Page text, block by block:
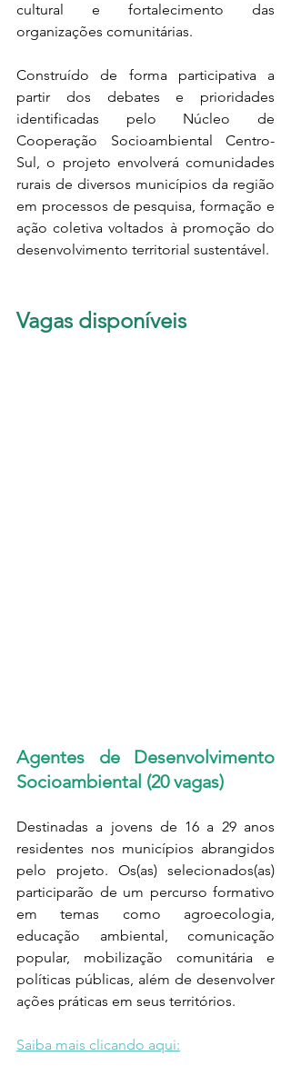
cultural e fortalecimento das
organizações comunitárias.
Construído de forma participativa a
partir dos debates e prioridades
identificadas pelo Núcleo de
Cooperação Socioambiental Centro-
Sul, o projeto envolverá comunidades
rurais de diversos municípios da região
em processos de pesquisa, formação e
ação coletiva voltados à promoção do
desenvolvimento territorial sustentável.
Vagas disponíveis
Agentes de Desenvolvimento
Socioambiental (20 vagas)
Destinadas a jovens de 16 a 29 anos
residentes nos municípios abrangidos
pelo projeto. Os(as) selecionados(as)
participarão de um percurso formativo
em temas como agroecologia,
educação ambiental, comunicação
popular, mobilização comunitária e
políticas públicas, além de desenvolver
ações práticas em seus territórios.
Saiba mais clicando aqui: